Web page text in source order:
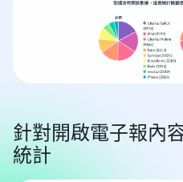
針對開啟電子報內
統計